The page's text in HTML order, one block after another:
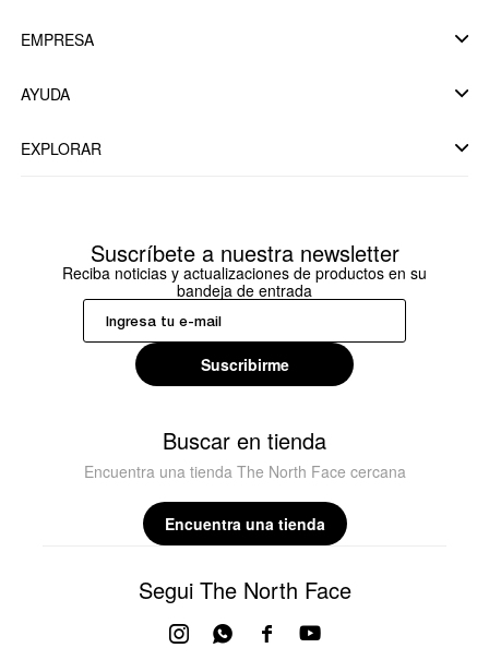
EMPRESA
AYUDA
EXPLORAR
Suscríbete a nuestra newsletter
Reciba noticias y actualizaciones de productos en su
bandeja de entrada
Suscribirme
Buscar en tienda
Encuentra una tienda The North Face cercana
Encuentra una tienda
Segui The North Face
 
 